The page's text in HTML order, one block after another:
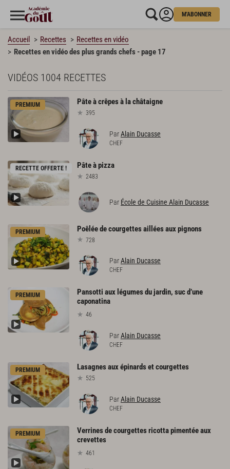
M'ABONNER
Accueil Recettes
Recettes en vidéo
Recettes en vidéo des plus grands chefs - page 17
VIDÉOS 1004 RECETTES
PREMIUM Pâteàcrêpesà lachâtaigne
395
ParAlain Ducasse
CHEF
RECETTE OFFERTE ! Pâteàpizza
2483
Par École de Cuisine Alain Ducasse
PREMIUM Poêléedecourgettesailléesauxpignons
728
ParAlain Ducasse
CHEF
PREMIUM
Pansotti aux légumes du jardin, suc d’une
caponatina
46
ParAlain Ducasse
CHEF
PREMIUM Lasagnesauxépinardsetcourgettes
525
ParAlain Ducasse
CHEF
PREMIUM
Verrines de courgettes ricotta pimentée aux
crevettes
461